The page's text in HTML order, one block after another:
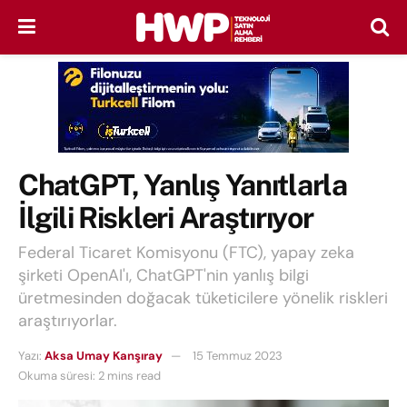
ChatGPT, Yanlış Yanıtlarla
İlgili Riskleri Araştırıyor
Federal Ticaret Komisyonu (FTC), yapay zeka
şirketi OpenAI'ı, ChatGPT'nin yanlış bilgi
üretmesinden doğacak tüketicilere yönelik riskleri
araştırıyorlar.
Yazı: Aksa Umay Kanşıray
15 Temmuz 2023
Okuma süresi: 2 mins read